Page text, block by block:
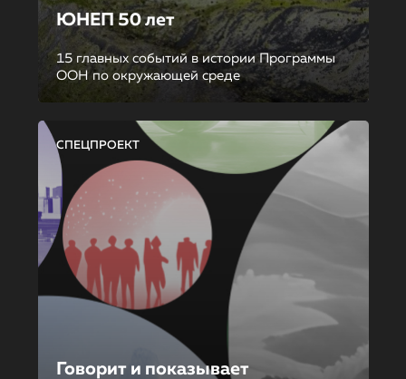
ЮНЕП 50 лет
15 главных событий в истории Программы
ООН по окружающей среде
СПЕЦПРОЕКТ
Говорит и показывает